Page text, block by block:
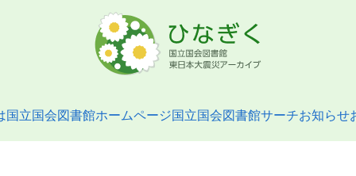
国立国会図書館ホームページ国立国会図書館サーチお知らせ